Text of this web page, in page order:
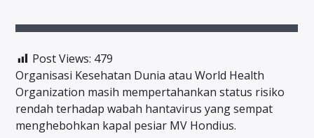
Post Views: 479
Organisasi Kesehatan Dunia atau World Health
Organization masih mempertahankan status risiko
rendah terhadap wabah hantavirus yang sempat
menghebohkan kapal pesiar MV Hondius.